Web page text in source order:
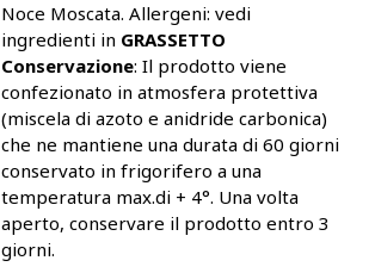
Noce Moscata. Allergeni: vedi
ingredienti in GRASSETTO
Conservazione: Il prodotto viene
confezionato in atmosfera protettiva
(miscela di azoto e anidride carbonica)
che ne mantiene una durata di 60 giorni
conservato in frigorifero a una
temperatura max.di + 4°. Una volta
aperto, conservare il prodotto entro 3
giorni.